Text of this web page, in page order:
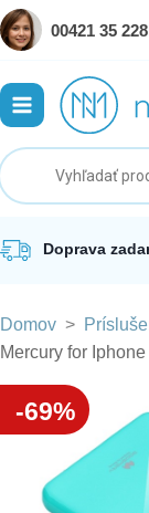
00421 35
Doprava
Domov >
Mercury for
-69%